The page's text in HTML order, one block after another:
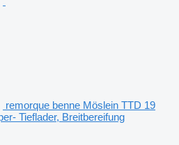
remorque benne Möslein TTD 19
Tieflader, Breitbereifung